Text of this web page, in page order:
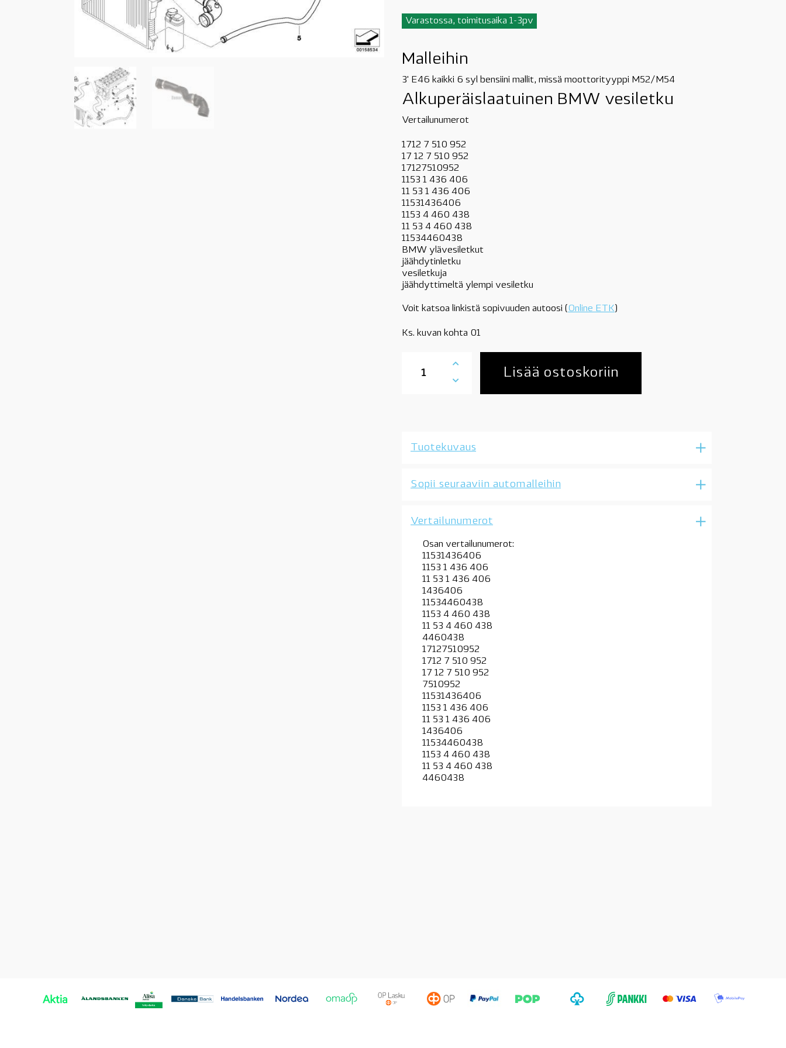
Varastossa, toimitusaika 1-3pv
Malleihin
3' E46 kaikki 6 syl bensiini mallit, missä moottorityyppi M52/M54
Alkuperäislaatuinen BMW vesiletku
Vertailunumerot
1712 7 510 952
17 12 7 510 952
17127510952
1153 1 436 406
11 53 1 436 406
11531436406
1153 4 460 438
11 53 4 460 438
11534460438
BMW ylävesiletkut
jäähdytinletku
vesiletkuja
jäähdyttimeltä ylempi vesiletku
Voit katsoa linkistä sopivuuden autoosi (Online ETK)
Ks. kuvan kohta 01
BMW
ylävesiletku,
moottorit,
Lisää ostoskoriin
Tuotekuvaus
Sopii seuraaviin automalleihin
Vertailunumerot
Osan vertailunumerot:
11531436406
1153 1 436 406
11 53 1 436 406
1436406
11534460438
1153 4 460 438
11 53 4 460 438
4460438
17127510952
1712 7 510 952
17 12 7 510 952
7510952
11531436406
1153 1 436 406
11 53 1 436 406
1436406
11534460438
1153 4 460 438
11 53 4 460 438
4460438